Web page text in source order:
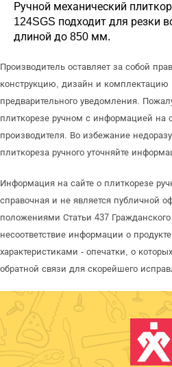
Ручной механический
124SGS подходит для резки
длиной до 850 мм.
Производитель оставляет за собой
конструкцию, дизайн и комплектацию
предварительного уведомления.
плиткорезе ручном с информацией
производителя. Во избежание
плиткореза ручного уточняйте
Информация на сайте о плиткорезе
справочная и не является публичной
положениями Статьи 437
несоответствие информации о
характеристиками - опечатки, о
обратной связи для скорейшего